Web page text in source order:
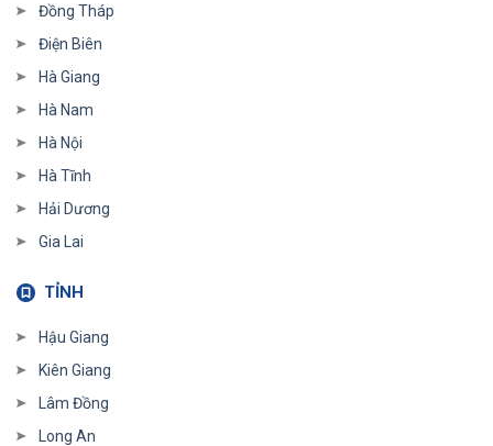
Đồng Tháp
Điện Biên
Hà Giang
Hà Nam
Hà Nội
Hà Tĩnh
Hải Dương
Gia Lai
TỈNH
Hậu Giang
Kiên Giang
Lâm Đồng
Long An